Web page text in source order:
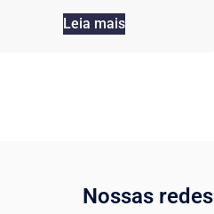
Leia mais
Nossas redes